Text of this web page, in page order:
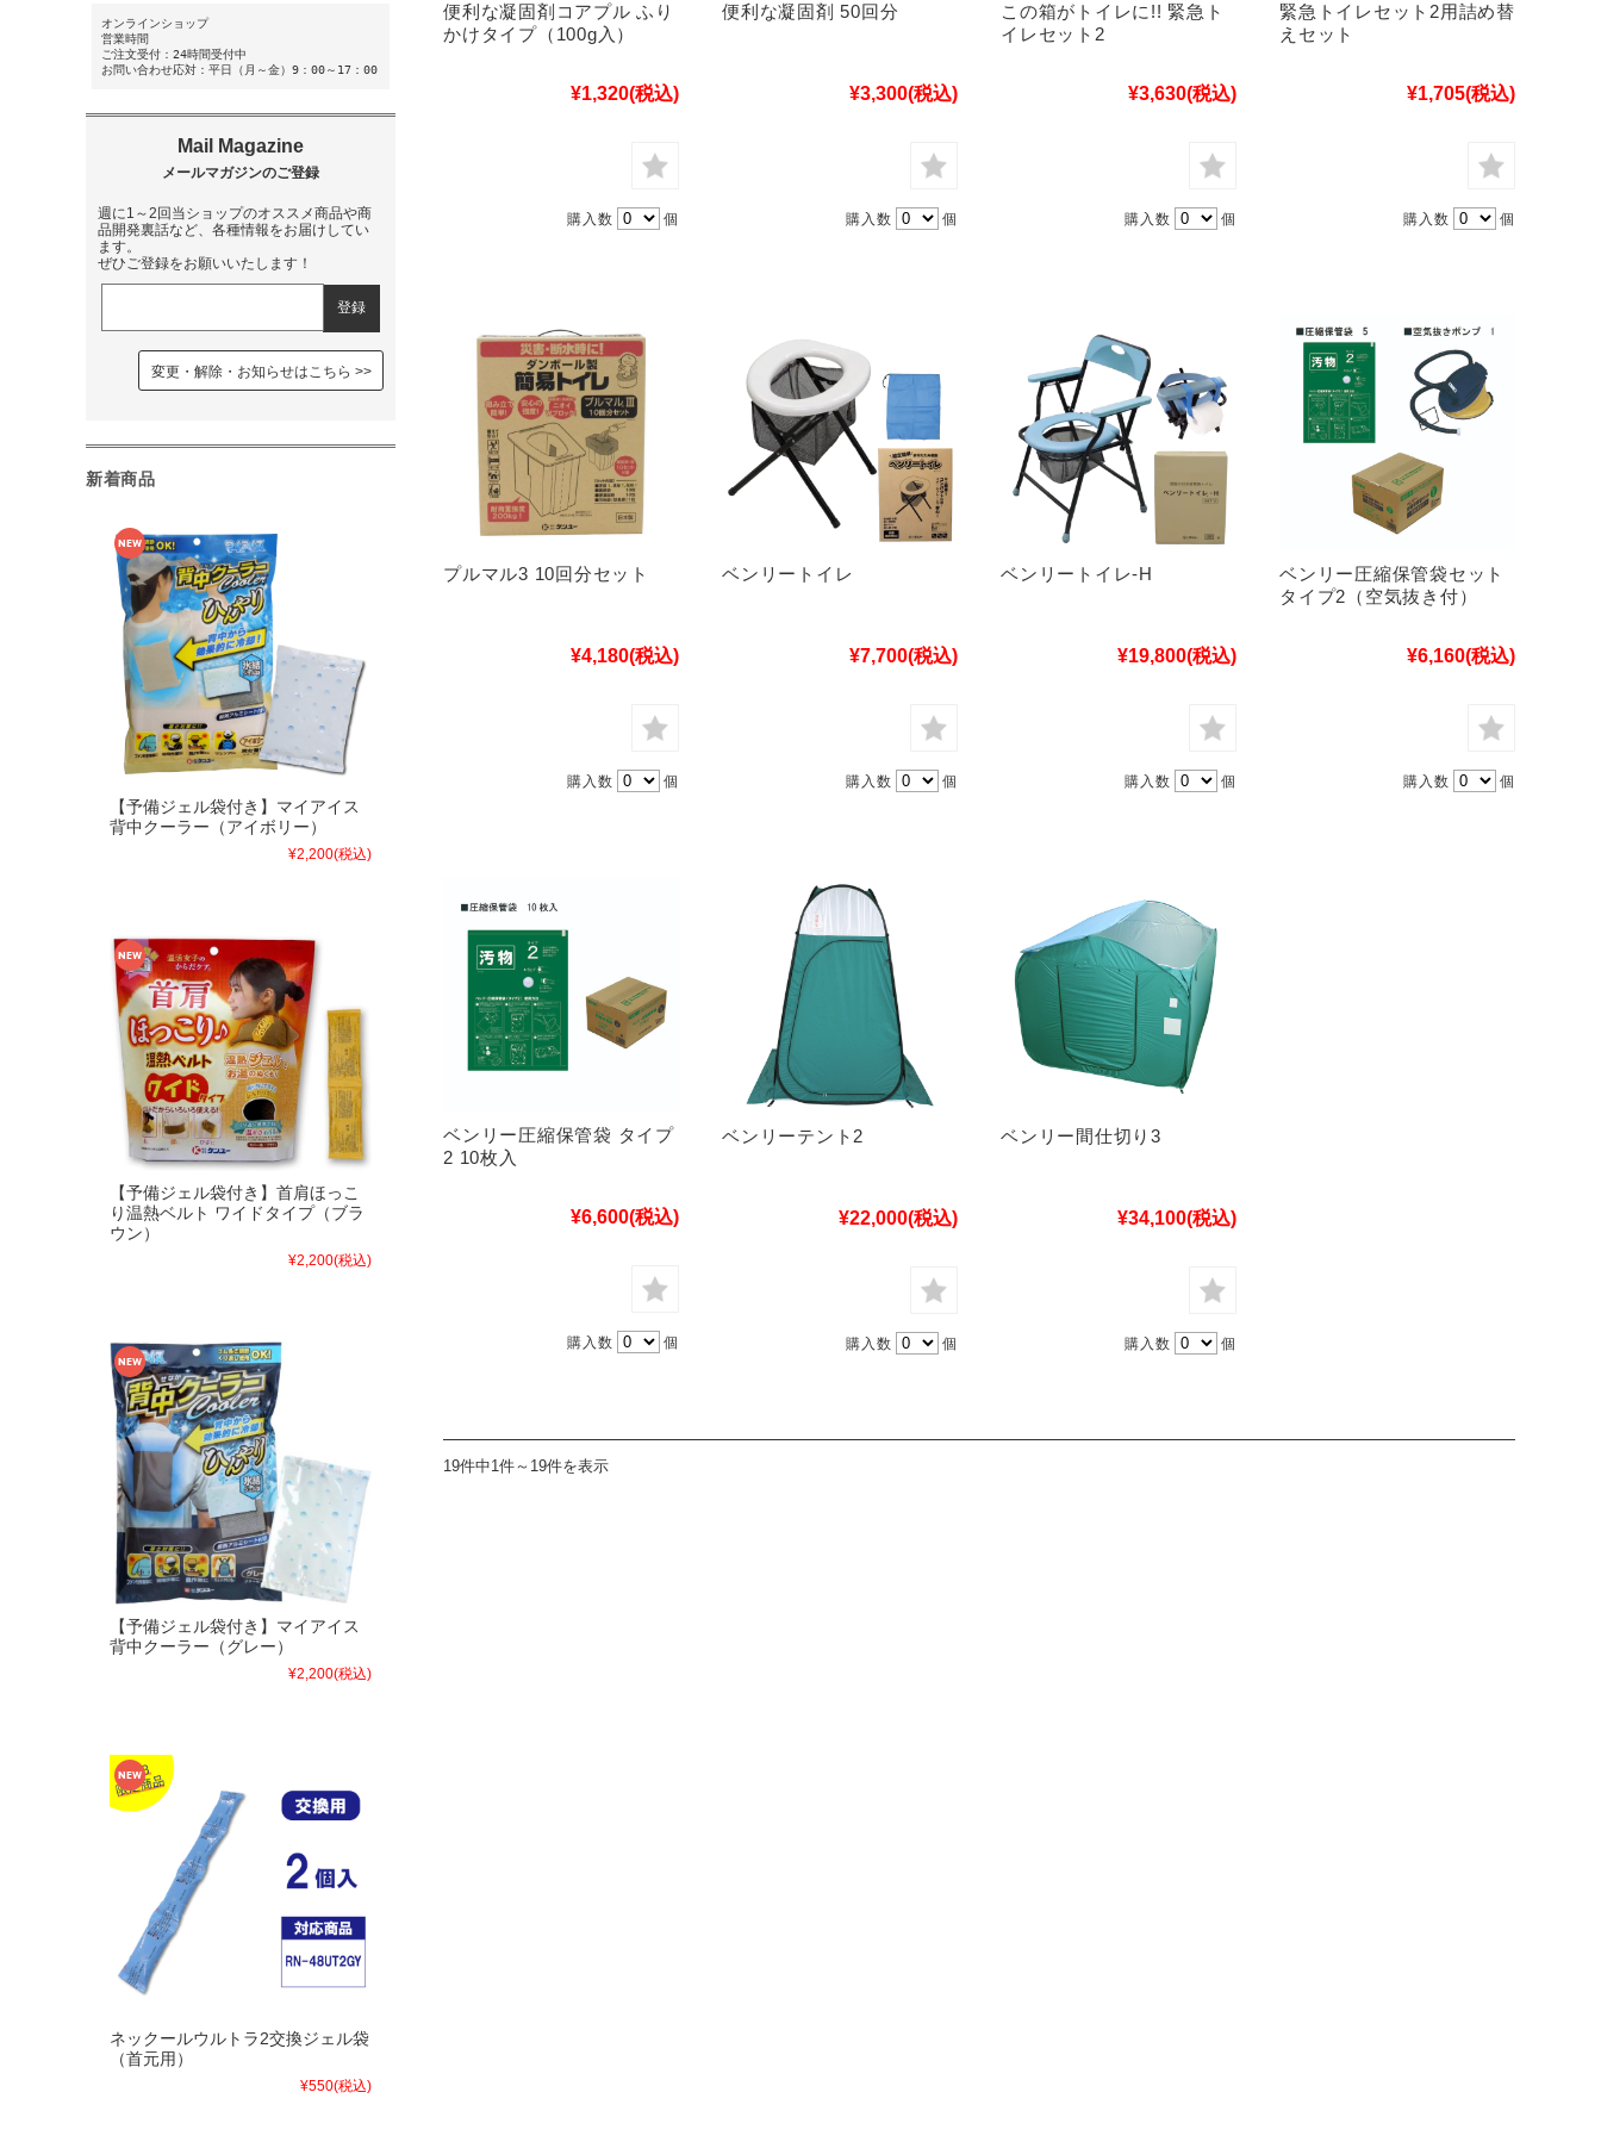
便利な凝固剤コアプル ふり
かけタイプ（100g入）
¥1,320(税込)
購入数 個
便利な凝固剤 50回分
¥3,300(税込)
購入数 個
この箱がトイレに!! 緊急ト
イレセット2
¥3,630(税込)
購入数 個
緊急トイレセット2用詰め替
えセット
¥1,705(税込)
購入数 個
プルマル3 10回分セット
¥4,180(税込)
購入数 個
ベンリートイレ
¥7,700(税込)
購入数 個
ベンリートイレ-H
¥19,800(税込)
購入数 個
ベンリー圧縮保管袋セット
タイプ2（空気抜き付）
¥6,160(税込)
購入数 個
ベンリー圧縮保管袋 タイプ
2 10枚入
¥6,600(税込)
購入数 個
ベンリーテント2
¥22,000(税込)
購入数 個
ベンリー間仕切り3
¥34,100(税込)
購入数 個
19件中1件～19件を表示
オンラインショップ
営業時間
ご注文受付：24時間受付中
お問い合わせ応対：平日（月～金）9：00～17：00
週に1～2回当ショップのオススメ商品や商
品開発裏話など、各種情報をお届けしてい
ます。
ぜひご登録をお願いいたします！
変更・解除・お知らせはこちら
新着商品
【予備ジェル袋付き】マイアイス
背中クーラー（アイボリー）
¥2,200(税込)
【予備ジェル袋付き】首肩ほっこ
り温熱ベルト ワイドタイプ（ブラ
ウン）
¥2,200(税込)
【予備ジェル袋付き】マイアイス
背中クーラー（グレー）
¥2,200(税込)
ネックールウルトラ2交換ジェル袋
（首元用）
¥550(税込)